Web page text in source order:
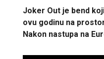
Joker Out je bend
ovu godinu na
Nakon nastupa na